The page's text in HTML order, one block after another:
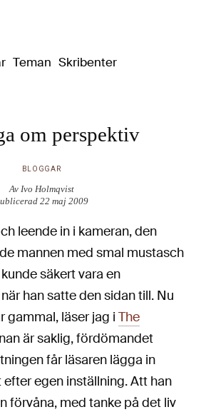
Teman Skribenter
om perspektiv
BLOGGAR
Av Ivo Holmqvist
22 maj 2009
leende in i kameran, den
mannen med smal mustasch
säkert vara en
han satte den sidan till. Nu
gammal, läser jag i The
är saklig, fördömandet
får läsaren lägga in
efter egen inställning. Att han
förvåna, med tanke på det liv